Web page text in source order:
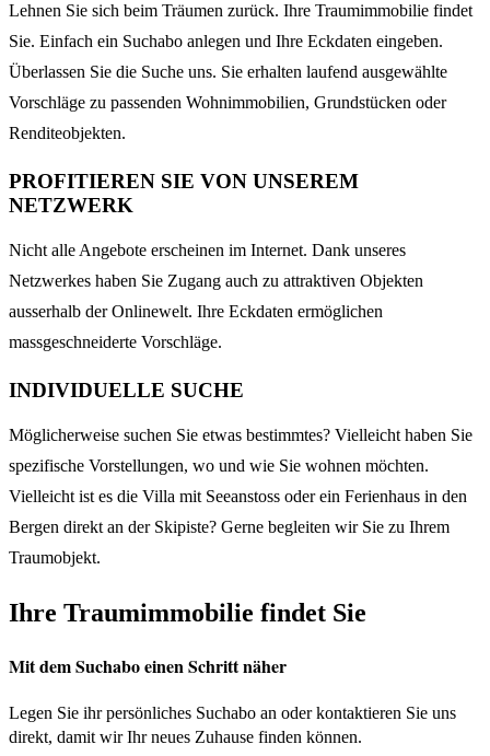
Lehnen Sie sich beim Träumen zurück. Ihre Traumimmobilie findet
Sie. Einfach ein Suchabo anlegen und Ihre Eckdaten eingeben.
Überlassen Sie die Suche uns. Sie erhalten laufend ausgewählte
Vorschläge zu passenden Wohnimmobilien, Grundstücken oder
Renditeobjekten.
PROFITIEREN SIE VON UNSEREM
NETZWERK
Nicht alle Angebote erscheinen im Internet. Dank unseres
Netzwerkes haben Sie Zugang auch zu attraktiven Objekten
ausserhalb der Onlinewelt. Ihre Eckdaten ermöglichen
massgeschneiderte Vorschläge.
INDIVIDUELLE SUCHE
Möglicherweise suchen Sie etwas bestimmtes? Vielleicht haben Sie
spezifische Vorstellungen, wo und wie Sie wohnen möchten.
Vielleicht ist es die Villa mit Seeanstoss oder ein Ferienhaus in den
Bergen direkt an der Skipiste? Gerne begleiten wir Sie zu Ihrem
Traumobjekt.
Ihre Traumimmobilie findet Sie
Mit dem Suchabo einen Schritt näher
Legen Sie ihr persönliches Suchabo an oder kontaktieren Sie uns
direkt, damit wir Ihr neues Zuhause finden können.